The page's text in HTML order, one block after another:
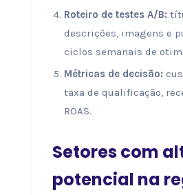
Roteiro de testes A/B:
descrições, imagens e
ciclos semanais de
Métricas de decisão:
taxa de qualificação,
ROAS.
Setores com
potencial na